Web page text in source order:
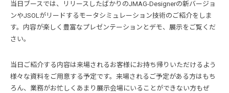
当日ブースでは、リリースしたばかりのJMAG-Designerの新バージョ
ンやJSOLがリードするモータシミュレーション技術のご紹介をしま
す。内容が楽しく豊富なプレゼンテーションとデモ、展示をご覧くだ
さい。
当日ご紹介する内容は来場されるお客様にお持ち帰りいただけるよう
様々な資料をご用意する予定です。来場されるご予定がある方はもち
ろん、業務がお忙しくあまり展示会場にいることができない方もぜ